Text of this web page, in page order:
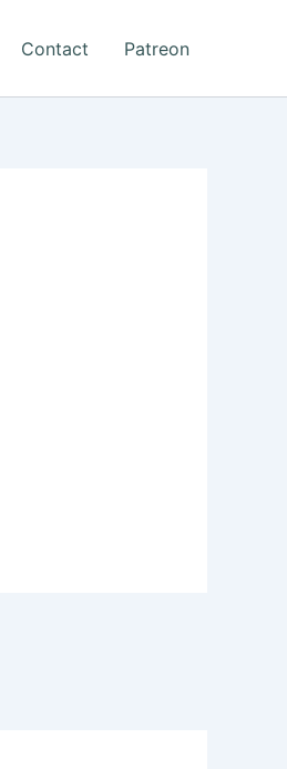
Contact Patreon